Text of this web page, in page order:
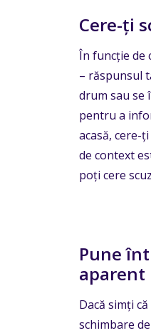
Cere-ți
În funcție de
– răspunsul
drum sau se
pentru a
acasă, cere-
de context
poți cere
Pune
Dacă simți
schimbare